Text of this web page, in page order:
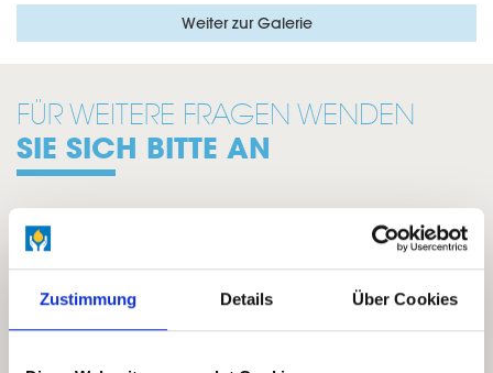
Zustimmung Details Über Cookies
FÜR WEITERE FRAGEN WENDEN
SIE SICH BITTE AN